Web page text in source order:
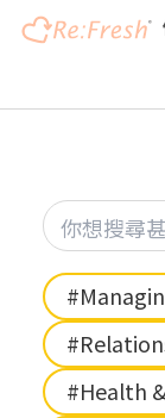
Skip
content
Hashtag
#Health